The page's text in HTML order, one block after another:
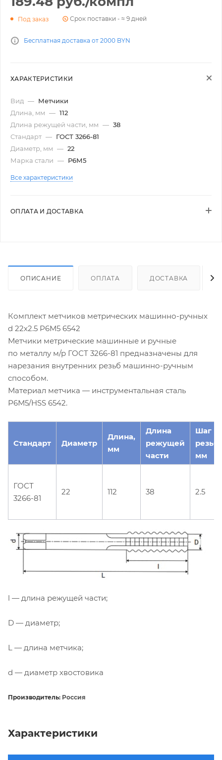
Под заказ Срок поставки - ≈ 9 дней
Бесплатная доставка от 2000 BYN
ХАРАКТЕРИСТИКИ
Вид — Метчики
Длина, мм — 112
Длина режущей части, мм — 38
Стандарт — ГОСТ 3266-81
Диаметр, мм — 22
Марка стали — Р6М5
Все характеристики
ОПЛАТА И ДОСТАВКА
ОПИСАНИЕ ОПЛАТА ДОСТАВКА
Комплект метчиков метрических машинно-ручных
d 22х2.5 Р6М5 6542
Метчики метрические машинные и ручные
по металлу м/р ГОСТ 3266-81 предназначены для
нарезания внутренних резьб машинно-ручным
способом.
Материал метчика — инструментальная сталь
Р6М5/HSS 6542.
Стандарт Диаметр
Длина,
мм
Длина
режущей
части
Шаг
мм
ГОСТ
3266-81
22 112 38 2.5
l — длина режущей части;
D — диаметр;
L — длина метчика;
d — диаметр хвостовика
Производитель: Россия
Характеристики